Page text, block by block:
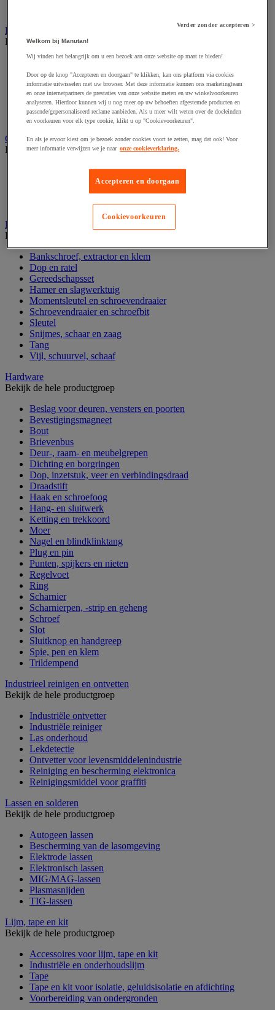
Elektrische toebehoren en verlichting
Bekijk de hele productgroep
Accessoires voor elektrisch schakelpaneel
Batterij, oplader en kabel
Elektrische kabel
Elektrische uitrusting
Verlengsnoer, stekkerdoos en kapelhaspel
Wandcontactdoos en schakelaar
Gereedschap opbergen
Bekijk de hele productgroep
Assortimentsdoos en gereedschapkoffer
Gereedschapskist en opbergtas
Gereedschapskoffer en versterkte kist
Verrijdbare werktafel
Handgereedschap
Bekijk de hele productgroep
Bankschroef, extractor en klem
Dop en ratel
Gereedschapsset
Hamer en slagwerktuig
Momentsleutel en schroevendraaier
Schroevendraaier en schroefbit
Sleutel
Snijmes, schaar en zaag
Tang
Vijl, schuurvel, schaaf
Hardware
Bekijk de hele productgroep
Beslag voor deuren, vensters en poorten
Bevestigingsmagneet
Bout
Brievenbus
Deur-, raam- en meubelgrepen
Dichting en borgringen
Dop, inzetstuk, veer en verbindingsdraad
Draadstift
Haak en schroefoog
Hang- en sluitwerk
Ketting en trekkoord
Moer
Nagel en blindklinktang
Plug en pin
Punten, spijkers en nieten
Regelvoet
Ring
Scharnier
Scharnierpen, -strip en geheng
Schroef
Slot
Sluitknop en handgreep
Spie, pen en klem
Trildempend
Industrieel reinigen en ontvetten
Bekijk de hele productgroep
Industriële ontvetter
Industriële reiniger
Las onderhoud
Lekdetectie
Ontvetter voor levensmiddelenindustrie
Reiniging en bescherming elektronica
Reinigingsmiddel voor graffiti
Lassen en solderen
Bekijk de hele productgroep
Autogeen lassen
Bescherming van de lasomgeving
Elektrode lassen
Elektronisch lassen
MIG/MAG-lassen
Plasmasnijden
TIG-lassen
Lijm, tape en kit
Bekijk de hele productgroep
Accessoires voor lijm, tape en kit
Industriële en onderhoudslijm
Tape
Tape en kit voor isolatie, geluidsisolatie en afdichting
Voorbereiding van ondergronden
Verder zonder accepteren >
Welkom bij Manutan!
Wij vinden het belangrijk om u een bezoek aan onze website op maat te bieden!
Door op de knop "Accepteren en doorgaan" te klikken, kan ons platform via cookies
informatie uitwisselen met uw browser. Met deze informatie kunnen ons marketingteam
en onze internetpartners de prestaties van onze website meten en uw winkelvoorkeuren
analyseren. Hierdoor kunnen wij u nog meer op uw behoeften afgestemde producten en
passende/gepersonaliseerd reclame aanbieden. Als u meer wilt weten over de doeleinden
en voorkeuren voor elk type cookie, klikt u op "Cookievoorkeuren".
En als je ervoor kiest om je bezoek zonder cookies voort te zetten, mag dat ook! Voor
meer informatie verwijzen we je naar onze cookieverklaring.
Accepteren en doorgaan
Cookievoorkeuren